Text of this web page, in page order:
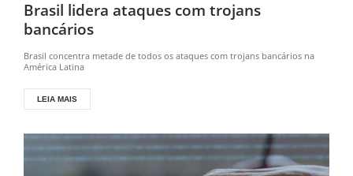
Brasil lidera ataques com trojans
bancários
Brasil concentra metade de todos os ataques com trojans bancários na
América Latina
LEIA MAIS